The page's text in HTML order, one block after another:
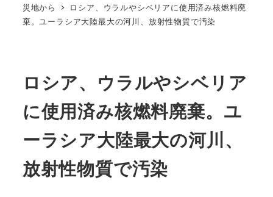
災地から
ロシア、ウラルやシベリアに使用済み核燃料廃
棄。ユーラシア大陸最大の河川、放射性物質で汚染
ロシア、ウラルやシベリア
に使用済み核燃料廃棄。ユ
ーラシア大陸最大の河川、
放射性物質で汚染